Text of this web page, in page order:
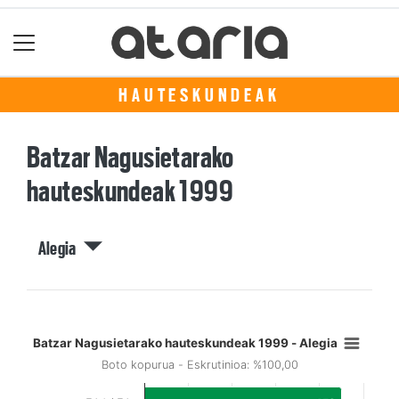
HAUTESKUNDEAK
Batzar Nagusietarako
hauteskundeak 1999
Alegia
Batzar Nagusietarako hauteskundeak 1999 - Alegia
Boto kopurua - Eskrutinioa: %100,00